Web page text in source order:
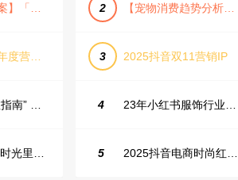
【活动策划方案】「团圆盛景」趣味中秋游园会活动策划方案
长城坦克汽车年度营销活动方案
“脆皮青年自救指南” 五一城市解压生活节活动策划案
2025郑州永和时光里高校街舞大赛活动策划方案
2 【宠物消费趋势分析方案】2025年宠物市场消费报告（创意风/橙色风/数据驱动）
3 2025抖音双11营销IP
4 23年小红书服饰行业蒲公英投放指南
5 2025抖音电商时尚红人之书